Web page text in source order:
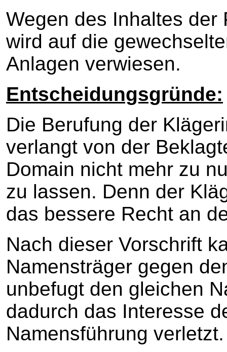
Wegen des Inhaltes der
wird auf die
Anlagen verwiesen.
Entscheidungsgründe:
Die Berufung der
verlangt von der
Domain nicht mehr zu
zu lassen. Denn der
das bessere Recht an
Nach dieser Vorschrift
Namensträger gegen
unbefugt den gleichen
dadurch das Interesse
Namensführung verletzt.